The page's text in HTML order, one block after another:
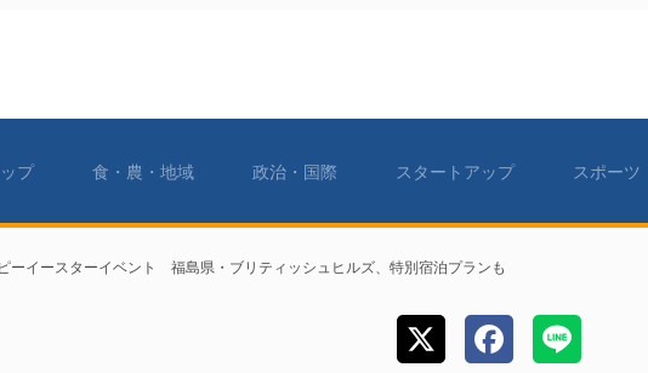
プ 食・農・地域 政治・国際 スタートアップ スポーツ
ーイースターイベント 福島県・ブリティッシュヒルズ、特別宿泊プランも